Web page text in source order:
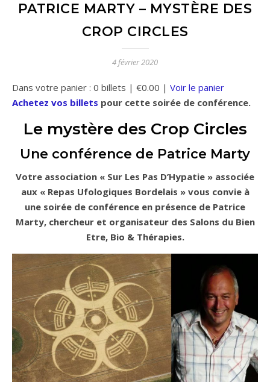
PATRICE MARTY – MYSTÈRE DES
CROP CIRCLES
4 février 2020
Dans votre panier : 0 billets | €0.00 | Voir le panier
Achetez vos billets pour cette soirée de conférence.
Le mystère des Crop Circles
Une conférence de Patrice Marty
Votre association « Sur Les Pas D’Hypatie » associée
aux « Repas Ufologiques Bordelais » vous convie à
une soirée de conférence en présence de Patrice
Marty, chercheur et organisateur des Salons du Bien
Etre, Bio & Thérapies.